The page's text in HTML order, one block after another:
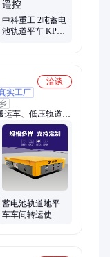
中科重工 2吨蓄电
池轨道平车 KPX
洽谈
实工厂
运车、低压轨道
电缆卷筒搬运车
蓄电池轨道地平
车车间转运使用